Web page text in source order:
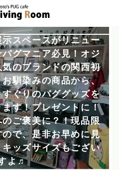
スペースがリニュー
グマニア必見！オジ
のブランドの関西初
馴染みの商品から、
すぐりのパググッズを
す！プレゼントに！
ご褒美に？！現品限
で、是非お早めに見
ッズサイズもござい
よ♬